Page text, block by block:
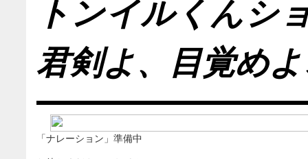
トンイルくんシ
君剣よ、目覚め
「ナレーション」準備中